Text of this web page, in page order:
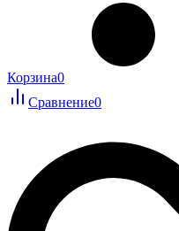
Корзина0
Сравнение0